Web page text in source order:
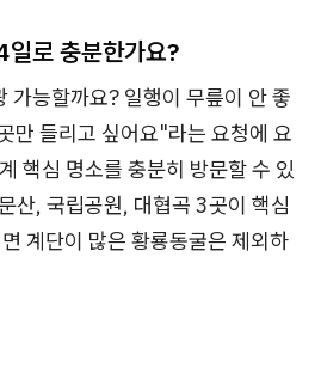
로 충분한가요?
가능할까요? 일행이 무릎이 안 좋
만 들리고 싶어요"라는 요청에 요
핵심 명소를 충분히 방문할 수 있
산, 국립공원, 대협곡 3곳이 핵심
계단이 많은 황룡동굴은 제외하